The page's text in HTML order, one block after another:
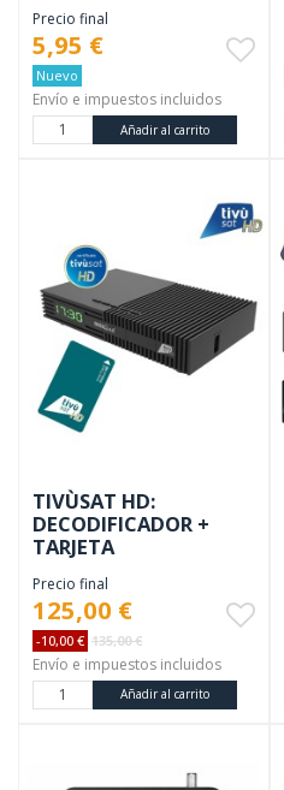
Precio final
5,95 €
Nuevo
Envío e impuestos incluidos
Añadir al carrito
TIVÙSAT HD:
DECODIFICADOR +
TARJETA
Precio final
125,00 €
-10,00 € 135,00 €
Envío e impuestos incluidos
Añadir al carrito